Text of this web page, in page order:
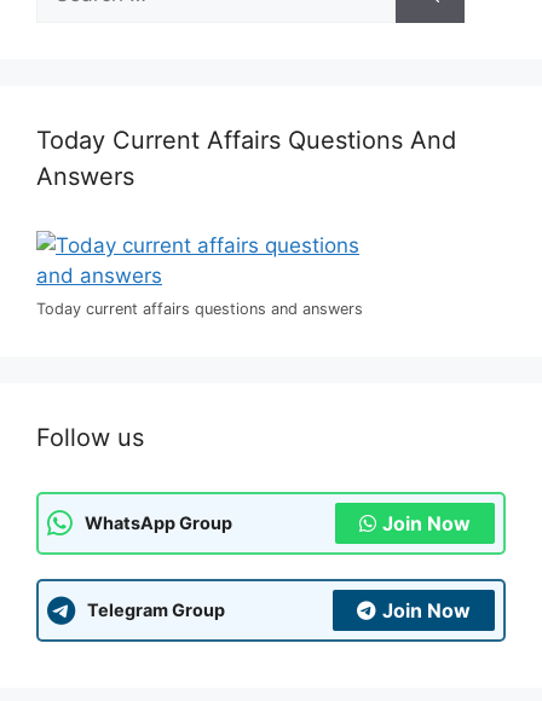
for:
Today Current Affairs Questions And
Answers
Today current affairs questions and answers
Follow us
WhatsApp Group Join Now
Telegram Group Join Now